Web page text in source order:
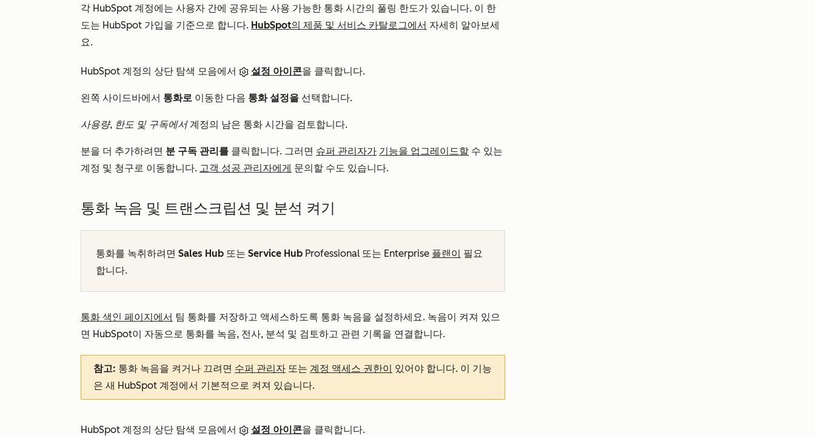
각 HubSpot 계정에는 사용자 간에 공유되는 사용 가능한 통화 시간의 풀링 한도가 있습니다. 이 한
도는 HubSpot 가입을 기준으로 합니다. HubSpot의 제품 및 서비스 카탈로그에서 자세히 알아보세
요.
HubSpot 계정의 상단 탐색 모음에서 설정 아이콘을 클릭합니다.
왼쪽 사이드바에서 통화로 이동한 다음 통화 설정을 선택합니다.
사용량, 한도 및 구독에서계정의 남은 통화 시간을 검토합니다.
분을 더 추가하려면 분 구독 관리를 클릭합니다. 그러면 슈퍼 관리자가 기능을 업그레이드할 수 있는
계정 및 청구로 이동합니다. 고객 성공 관리자에게 문의할 수도 있습니다.
통화 녹음 및 트랜스크립션 및 분석 켜기
통화를 녹취하려면 Sales Hub 또는 Service Hub Professional 또는 Enterprise 플랜이 필요
합니다.
통화 색인 페이지에서 팀 통화를 저장하고 액세스하도록 통화 녹음을 설정하세요. 녹음이 켜져 있으
면 HubSpot이 자동으로 통화를 녹음, 전사, 분석 및 검토하고 관련 기록을 연결합니다.
참고: 통화 녹음을 켜거나 끄려면 수퍼 관리자 또는 계정 액세스 권한이 있어야 합니다. 이 기능
은 새 HubSpot 계정에서 기본적으로 켜져 있습니다.
HubSpot 계정의 상단 탐색 모음에서 설정 아이콘을 클릭합니다.